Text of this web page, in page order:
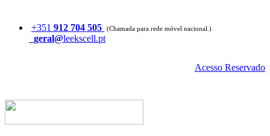
+351 912 704 505 (Chamada para rede móvel nacional.)
geral@leekscell.pt
Acesso Reservado